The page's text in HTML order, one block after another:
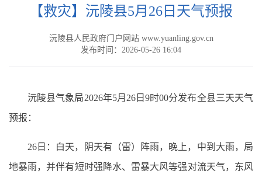
【救灾】沅陵县5月26日天气预报
沅陵县人民政府门户网站 www.yuanling.gov.cn
发布时间：2026-05-26 16:04
沅陵县气象局2026年5月26日9时00分发布全县三天天气
预报：
26日：白天，阴天有（雷）阵雨，晚上，中到大雨，局
地暴雨，并伴有短时强降水、雷暴大风等强对流天气，东风